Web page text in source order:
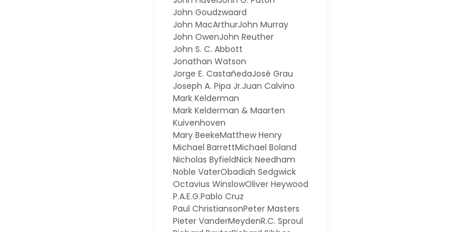
John Goudzwaard
John MacArthurJohn Murray
John OwenJohn Reuther
John S. C. Abbott
Jonathan Watson
Jorge E. CastañedaJosé Grau
Joseph A. Pipa Jr.Juan Calvino
Mark Kelderman
Mark Kelderman & Maarten
Kuivenhoven
Mary BeekeMatthew Henry
Michael BarrettMichael Boland
Nicholas ByfieldNick Needham
Noble VaterObadiah Sedgwick
Octavius WinslowOliver Heywood
P.A.E.G.Pablo Cruz
Paul ChristiansonPeter Masters
Pieter VanderMeydenR.C. Sproul